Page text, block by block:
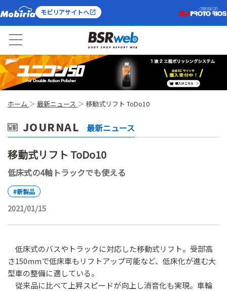
モビリアサイトへ
ホーム 最新ニュース 移動式リフト ToDo10
JOURNAL 最新ニュース
移動式リフト ToDo10
低床式の4軸トラックでも使える
#新製品
2021/01/15
低床式のバスやトラックに対応した移動式リフト。受部高
さ150mmで低床車もリフトアップ可能など、低床化が進む大
型車の整備に適している。
従来品に比べて上昇スピードが向上し消音化も実現。車輪